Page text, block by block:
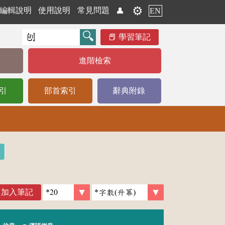
編輯說明 使用說明 常見問題 👤 ⚙️ EN
學習筆記
進階檢索
部首索引 辭典附錄
加入筆記